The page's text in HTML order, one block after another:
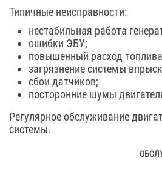
Типичные неисправности:
нестабильная работа
ошибки ЭБУ;
повышенный расход
загрязнение системы
сбои датчиков;
посторонние шумы
Регулярное обслуживание
системы.